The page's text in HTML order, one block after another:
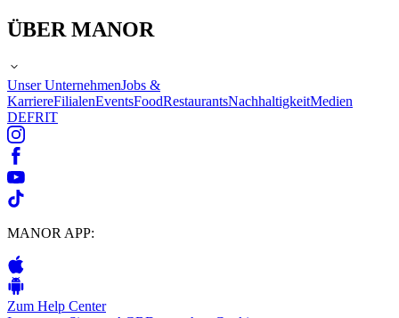
ÜBER MANOR
Unser UnternehmenJobs &
KarriereFilialenEventsFoodRestaurantsNachhaltigkeitMedien
DEFRIT
MANOR APP:
Zum Help Center